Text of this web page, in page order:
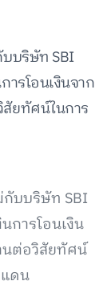
บริษัท SBI
ารโอนเงินจาก
ยทัศน์ในการ
กับบริษัท SBI
การโอนเงิน
นต่อวิสัยทัศน์
ดน